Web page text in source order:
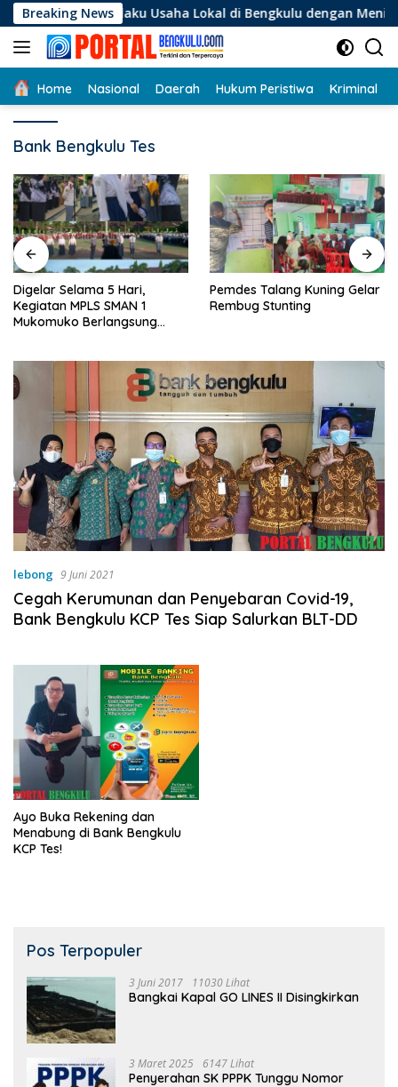
Langsung
ke
konten
Breaking News
Pelaku Usaha Lokal di Bengkulu dengan Meningkatkan
Home Nasional Daerah Hukum Peristiwa Kriminal
Bank Bengkulu Tes
Digelar Selama 5 Hari,
Kegiatan MPLS SMAN 1
Mukomuko Berlangsung
Pemdes Talang Kuning Gelar
Rembug Stunting
lebong 9 Juni 2021
Cegah Kerumunan dan Penyebaran Covid-19,
Bank Bengkulu KCP Tes Siap Salurkan BLT-DD
Ayo Buka Rekening dan
Menabung di Bank Bengkulu
KCP Tes!
Pos Terpopuler
3 Juni 2017 11030 Lihat
Bangkai Kapal GO LINES II Disingkirkan
3 Maret 2025 6147 Lihat
Penyerahan SK PPPK Tunggu Nomor